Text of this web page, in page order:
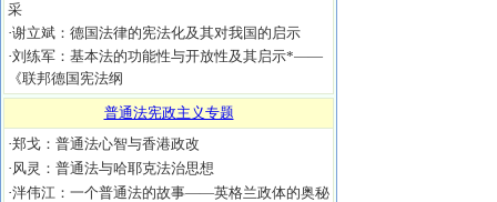
采
·谢立斌：德国法律的宪法化及其对我国的启示
·刘练军：基本法的功能性与开放性及其启示*——
《联邦德国宪法纲
普通法宪政主义专题
·郑戈：普通法心智与香港政改
·风灵：普通法与哈耶克法治思想
·泮伟江：一个普通法的故事——英格兰政体的奥秘